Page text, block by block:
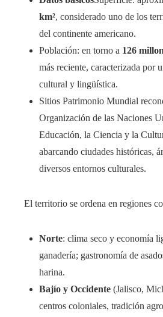
km², considerado uno de los
del continente americano.
Población: en torno a 126
más reciente, caracterizada por
cultural y lingüística.
Sitios Patrimonio Mundial
Organización de las Naciones
Educación, la Ciencia y la
abarcando ciudades históricas,
diversos entornos culturales.
El territorio se ordena en regiones
Norte: clima seco y economía
ganadería; gastronomía de
harina.
Bajío y Occidente (Jalisco,
centros coloniales, tradición